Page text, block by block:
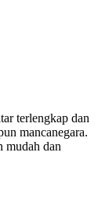
terlengkap dan
mancanegara.
mudah dan